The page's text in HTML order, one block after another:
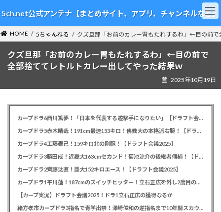
ン
テ
ン
ツ
ビ
ゲ
ー
シ
5ch.net公式アンテナ【まとめサイト、アプリ、チャンネルなど】
HOME 5ちゃんねる クズ旦那「お前のカレー胃もたれするわ」←目の前
クズ旦那「お前のカレー胃もたれするわ」←目の前で
全部捨ててレトルトカレー出してやった結果ｗ
2025年10月19日
カープドラ6西川篤夢！「日本を代表する遊撃手になりたい」【ドラフト会議2025】
カープドラ5赤木晴哉！191cm最速153キロ！佛教大の本格派右腕！【ドラフト会議2025】
カープドラ4工藤泰己！159キロ北の剛腕！【ドラフト会議2025】
カープドラ3勝田成！近畿大163cmセカンド！菊池涼介の後継者候補！【ドラフト会議2025】
カープドラ2齊藤汰直！亜大152キロエース！【ドラフト会議2025】
カープドラ1平川蓮！187cmのスイッチヒッター！立石正広を外し2度目の重複も新井監督がクジを引き当てる！【ドラフト会議2025】
【カープ実況】ドラフト会議2025！ドラ1立石正広の獲得なるか
緒方孝市カープドラ3指名で青学出禁！澤﨑俊和の逆指名まで10年間スカウト出禁